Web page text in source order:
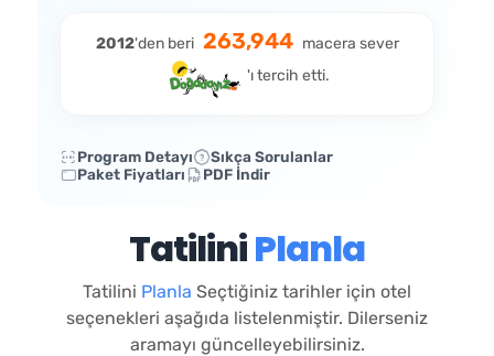
2012'den beri 263,944 macera sever
'ı tercih etti.
Program Detayı
Sıkça Sorulanlar
Paket Fiyatları
PDF İndir
TatiliniPlanla
Tatilini Planla Seçtiğiniz tarihler için otel
seçenekleri aşağıda listelenmiştir. Dilerseniz
aramayı güncelleyebilirsiniz.